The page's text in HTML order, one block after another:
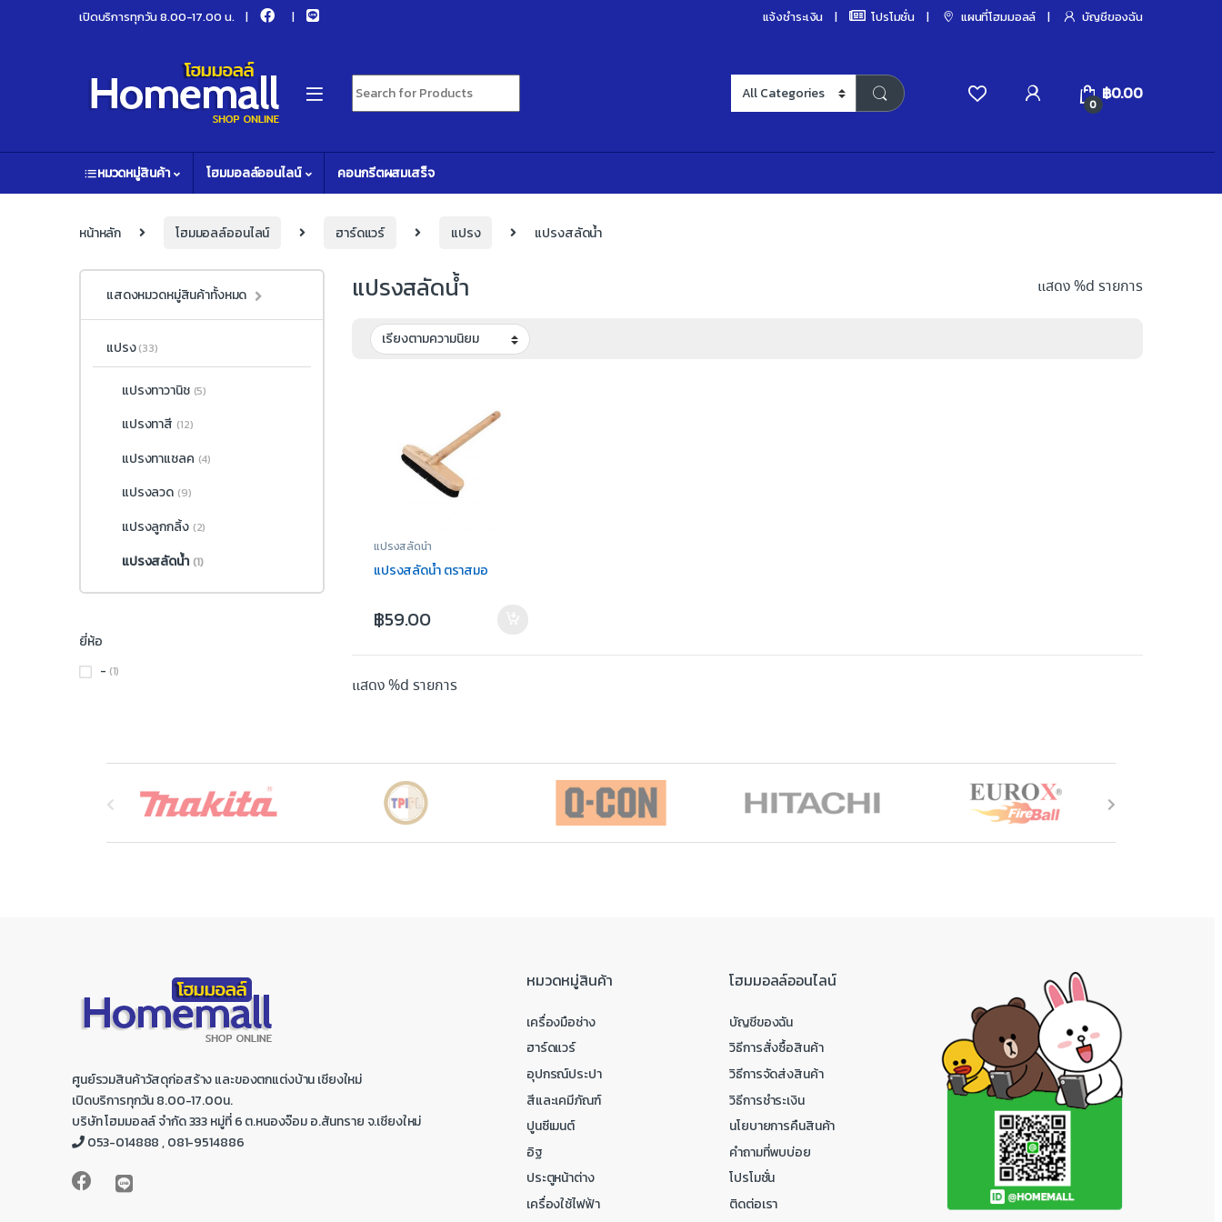
Skip to navigation
Skip to contentเปิดบริการทุกวัน 8.00-17.00 น. แจ้งชำระเงิน โปรโมชั่น แผนที่โฮมมอลล์ บัญชีของฉัน
Search for:
0
฿0.00
หมวดหมู่สินค้า โฮมมอลล์ออนไลน์ คอนกรีตผสมเสร็จ
หน้าหลัก โฮมมอลล์ออนไลน์ ฮาร์ดแวร์ แปรง แปรงสลัดน้ำ
แปรงสลัดน้ำ แสดง %d รายการ
แปรงสลัดน้ำ
แปรงสลัดน้ำ ตราสมอ
฿59.00
แสดง %d รายการ
แสดงหมวดหมู่สินค้าทั้งหมด
แปรง(33)
แปรงทาวานิช (5)
แปรงทาสี (12)
แปรงทาแชลค (4)
แปรงลวด (9)
แปรงลูกกลิ้ง (2)
แปรงสลัดน้ำ (1)
ยี่ห้อ
- (1)
C
a
r
o
u
s
ศูนย์รวมสินค้าวัสดุก่อสร้าง และของตกแต่งบ้าน เชียงใหม่
เปิดบริการทุกวัน 8.00-17.00น.
บริษัท โฮมมอลล์ จำกัด 333 หมู่ที่ 6 ต.หนองจ๊อม อ.สันทราย จ.เชียงใหม่
053-014888 , 081-9514886
หมวดหมู่สินค้า
เครื่องมือช่าง
ฮาร์ดแวร์
อุปกรณ์ประปา
สีและเคมีภัณฑ์
ปูนซีเมนต์
อิฐ
ประตูหน้าต่าง
เครื่องใช้ไฟฟ้า
โฮมมอลล์ออนไลน์
บัญชีของฉัน
วิธีการสั่งซื้อสินค้า
วิธีการจัดส่งสินค้า
วิธีการชำระเงิน
นโยบายการคืนสินค้า
คำถามที่พบบ่อย
โปรโมชั่น
ติดต่อเรา